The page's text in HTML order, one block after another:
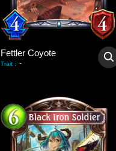
Fettler Coyote
Trait : -